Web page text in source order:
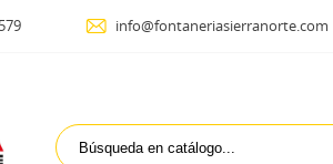
info@fontaneriasierranorte.com